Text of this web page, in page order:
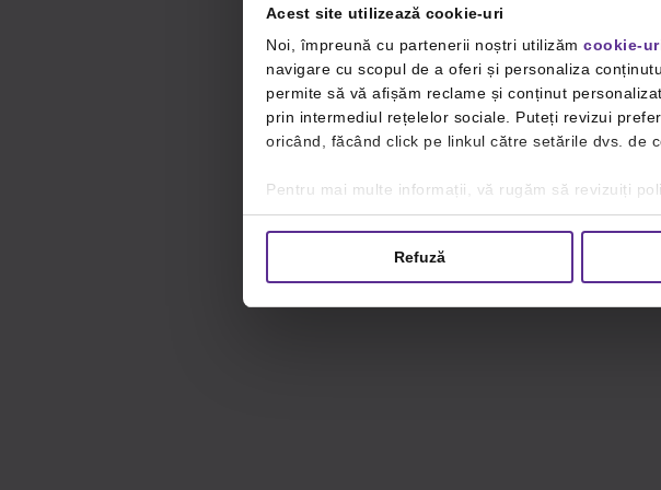
Acest site utilizează cookie-uri
Noi, împreună cu partenerii noștri utilizăm cookie-
navigare cu scopul de a oferi și personaliza
permite să vă afișăm reclame și conținut
prin intermediul rețelelor sociale. Puteți revizui
oricând, făcând click pe linkul către setările dvs. de
Pentru mai multe informații, vă rugăm să revizuiți
Refuză